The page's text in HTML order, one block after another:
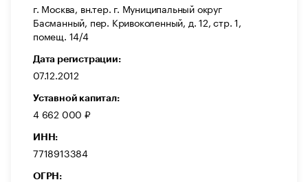
г. Москва, вн.тер. г. Муниципальный округ
Басманный, пер. Кривоколенный, д. 12, стр. 1,
помещ. 14/4
Дата регистрации:
07.12.2012
Уставной капитал:
4 662 000 ₽
ИНН:
7718913384
ОГРН: